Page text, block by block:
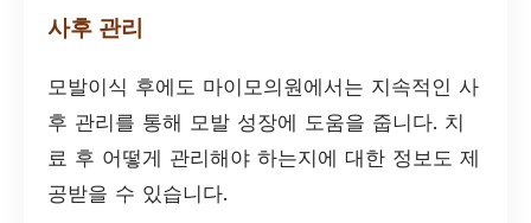
사후 관리
모발이식 후에도 마이모의원에서는 지속적인 사
후 관리를 통해 모발 성장에 도움을 줍니다. 치
료 후 어떻게 관리해야 하는지에 대한 정보도 제
공받을 수 있습니다.